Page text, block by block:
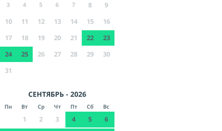
3
4 5 6 7 8
9
10
11 12 13 14 15
16
17
18 19 20 21 22
23
24
25 26 27 28 29
30
31
СЕНТЯБРЬ - 2026
Пн Вт Ср Чт Пт Сб Вс
1 2 3 4 5
6